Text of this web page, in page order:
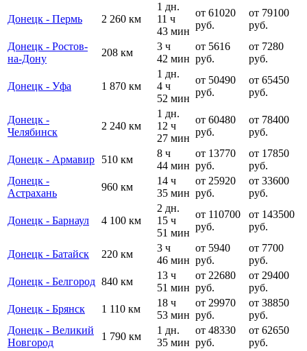
Донецк - Пермь 2 260 км
1 дн.
11 ч
43 мин
от 61020
руб.
от 79100
руб.
Донецк - Ростов-
на-Дону
208 км
3 ч
42 мин
от 5616
руб.
от 7280
руб.
Донецк - Уфа 1 870 км
1 дн.
4 ч
52 мин
от 50490
руб.
от 65450
руб.
Донецк -
Челябинск
2 240 км
1 дн.
12 ч
27 мин
от 60480
руб.
от 78400
руб.
Донецк - Армавир 510 км
8 ч
44 мин
от 13770
руб.
от 17850
руб.
Донецк -
Астрахань
960 км
14 ч
35 мин
от 25920
руб.
от 33600
руб.
Донецк - Барнаул 4 100 км
2 дн.
15 ч
51 мин
от 110700
руб.
от 143500
руб.
Донецк - Батайск 220 км
3 ч
46 мин
от 5940
руб.
от 7700
руб.
Донецк - Белгород 840 км
13 ч
51 мин
от 22680
руб.
от 29400
руб.
Донецк - Брянск
1 110 км
18 ч
53 мин
от 29970
руб.
от 38850
руб.
Донецк - Великий
Новгород
1 790 км
1 дн.
35 мин
от 48330
руб.
от 62650
руб.